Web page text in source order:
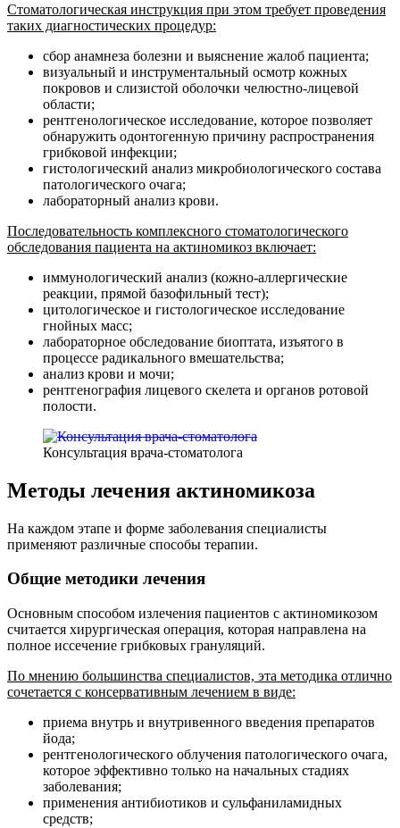
Стоматологическая инструкция при этом требует проведения
таких диагностических процедур:
сбор анамнеза болезни и выяснение жалоб пациента;
визуальный и инструментальный осмотр кожных
покровов и слизистой оболочки челюстно-лицевой
области;
рентгенологическое исследование, которое позволяет
обнаружить одонтогенную причину распространения
грибковой инфекции;
гистологический анализ микробиологического состава
патологического очага;
лабораторный анализ крови.
Последовательность комплексного стоматологического
обследования пациента на актиномикоз включает:
иммунологический анализ (кожно-аллергические
реакции, прямой базофильный тест);
цитологическое и гистологическое исследование
гнойных масс;
лабораторное обследование биоптата, изъятого в
процессе радикального вмешательства;
анализ крови и мочи;
рентгенография лицевого скелета и органов ротовой
полости.
Консультация врача-стоматолога
Методы лечения актиномикоза
На каждом этапе и форме заболевания специалисты
применяют различные способы терапии.
Общие методики лечения
Основным способом излечения пациентов с актиномикозом
считается хирургическая операция, которая направлена на
полное иссечение грибковых грануляций.
По мнению большинства специалистов, эта методика отлично
сочетается с консервативным лечением в виде:
приема внутрь и внутривенного введения препаратов
йода;
рентгенологического облучения патологического очага,
которое эффективно только на начальных стадиях
заболевания;
применения антибиотиков и сульфаниламидных
средств;